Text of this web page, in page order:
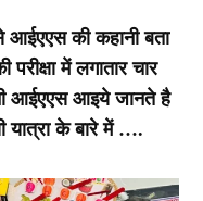
की कहानी बता
में लगातार चार
आईएएस आइये जानते है
यात्रा के बारे में ….